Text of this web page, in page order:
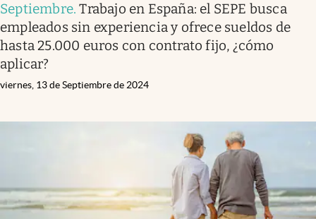
Septiembre.Trabajo en España: el SEPE busca
empleados sin experiencia y ofrece sueldos de
hasta 25.000 euros con contrato fijo, ¿cómo
aplicar?
viernes, 13 de Septiembre de 2024